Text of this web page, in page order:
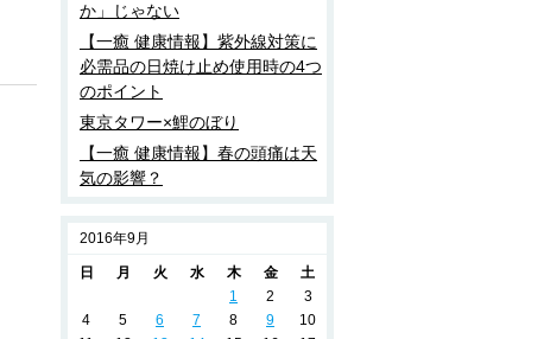
か」じゃない
【一癒 健康情報】紫外線対策に
必需品の日焼け止め使用時の4つ
のポイント
東京タワー×鯉のぼり
【一癒 健康情報】春の頭痛は天
気の影響？
2016年9月
日 月 火 水 木 金 土
1 2
3
4
5 6 7 8 9
10